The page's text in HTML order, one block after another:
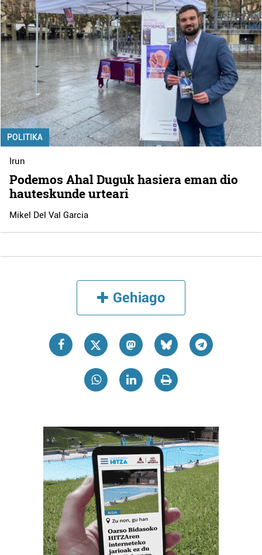
POLITIKA
Irun
Podemos Ahal Duguk hasiera eman dio
hauteskunde urteari
Mikel Del Val Garcia
Gehiago